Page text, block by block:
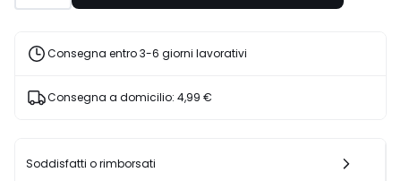
Invece
12,99 Consegna entro 3-6 giorni lavorativi
Consegna a domicilio: 4,99 €
Soddisfatti o rimborsati